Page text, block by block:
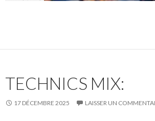
TECHNICS MIX:
17 DÉCEMBRE 2025 LAISSER UN